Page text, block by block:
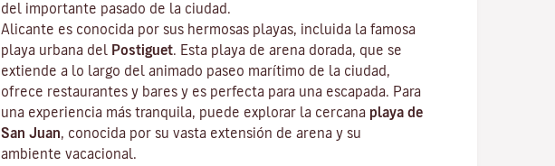
del importante pasado de la ciudad.
Alicante es conocida por sus hermosas playas, incluida la famosa
playa urbana del
Postiguet . Esta playa de arena dorada, que se
extiende a lo largo del animado paseo marítimo de la ciudad,
ofrece restaurantes y bares y es perfecta para una escapada. Para
una experiencia más tranquila, puede explorar la cercana playa de
San Juan , conocida por su vasta extensión de arena y su
ambiente vacacional.